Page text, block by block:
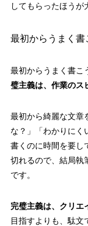
してもらったほうが
最初からうまく書
最初からうまく書こ
璧主義は、作業のス
最初から綺麗な文章
な？」「わかりにく
書くのに時間を要し
切れるので、結局執
です。
完璧主義は、クリエ
目指すよりも、駄文